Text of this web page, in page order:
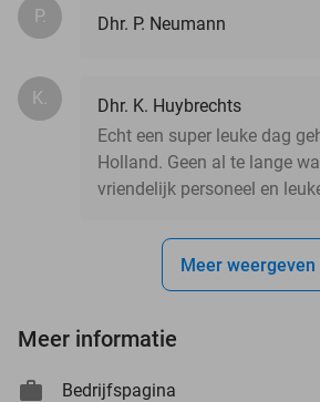
P. Dhr. P. Neumann
K.
Dhr. K. Huybrechts
Echt een super leuke dag
Holland. Geen al te lange
vriendelijk personeel en
Meer weergeven
Meer informatie
Bedrijfspagina